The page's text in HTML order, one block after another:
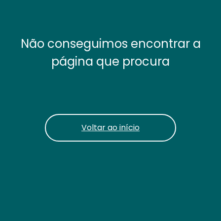
Não conseguimos encontrar a
página que procura
Voltar ao início